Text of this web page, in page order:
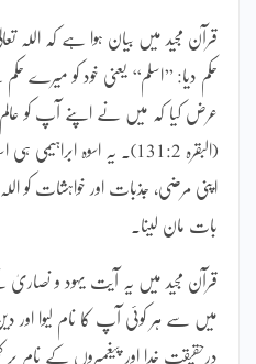
قرآن مجید میں بیان ہوا ہے کہ اللہ
حکم دیا: ’’اسلم‘‘ یعنی خود کو میرے
عرض کیا کہ میں نے اپنے آپ کو
(البقرہ 131:2)۔ یہ اسوہ
اپنی مرضی، جذبات اور خواہشات کو
بات مان لینا۔
قرآن مجید میں یہ آیت یہود و
میں سے ہر کوئی آپ کا نام لیوا اور دین
درحقیقت خدا اور پیغمبروں کے نام